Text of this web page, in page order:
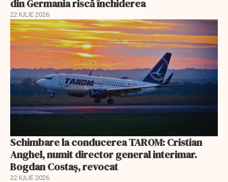
din Germania riscă închiderea
22 IULIE 2026
Schimbare la conducerea TAROM: Cristian
Anghel, numit director general interimar.
Bogdan Costaș, revocat
22 IULIE 2026